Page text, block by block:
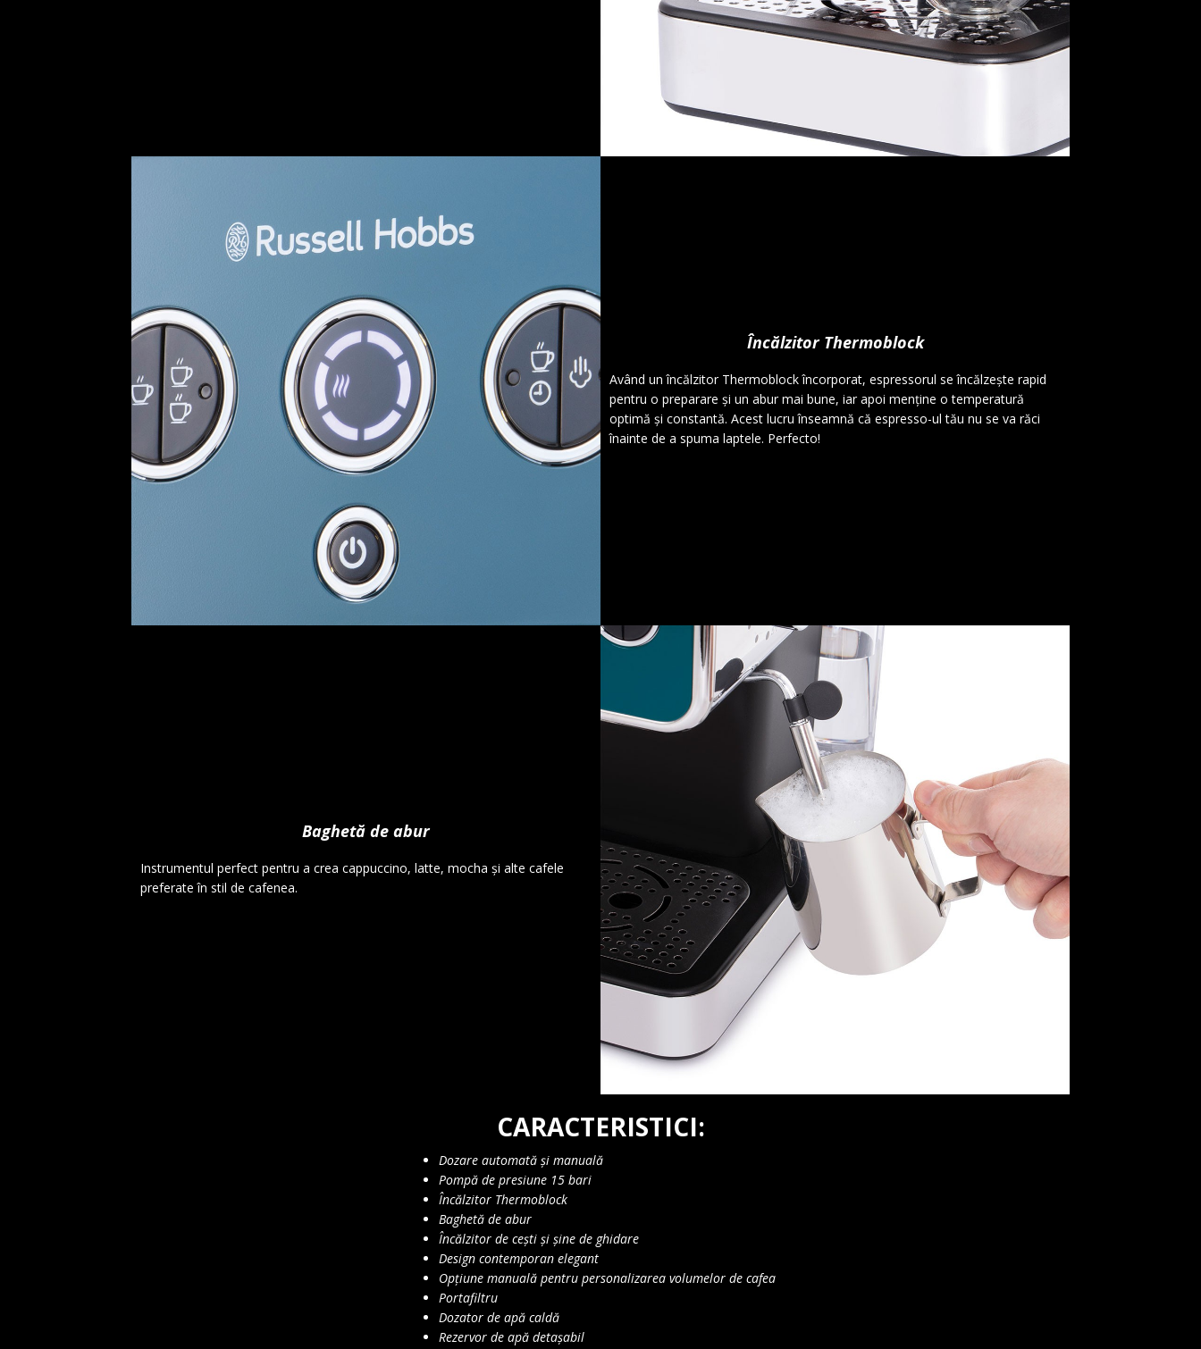
Încălzitor Thermoblock
Având un încălzitor Thermoblock încorporat, espressorul se încălzește rapid
pentru o preparare și un abur mai bune, iar apoi menține o temperatură
optimă și constantă. Acest lucru înseamnă că espresso-ul tău nu se va răci
înainte de a spuma laptele. Perfecto!
Baghetă de abur
Instrumentul perfect pentru a crea cappuccino, latte, mocha și alte cafele
preferate în stil de cafenea.
CARACTERISTICI:
Dozare automată și manuală
Pompă de presiune 15 bari
Încălzitor Thermoblock
Baghetă de abur
Încălzitor de cești și șine de ghidare
Design contemporan elegant
Opțiune manuală pentru personalizarea volumelor de cafea
Portafiltru
Dozator de apă caldă
Rezervor de apă detașabil